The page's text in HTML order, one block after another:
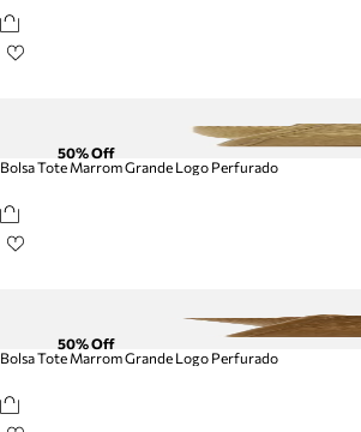
50% Off
Bolsa Tote Marrom Grande Logo Perfurado
50% Off
Bolsa Tote Marrom Grande Logo Perfurado